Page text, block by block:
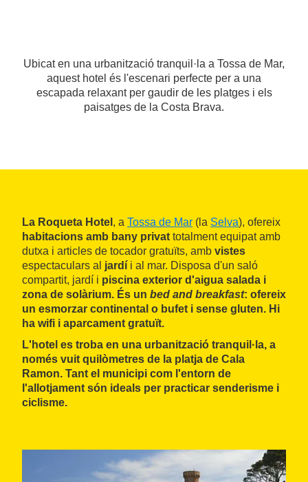
Ubicat en una urbanització tranquil·la a Tossa de Mar,
aquest hotel és l'escenari perfecte per a una
escapada relaxant per gaudir de les platges i els
paisatges de la Costa Brava.
La Roqueta Hotel , a Tossa de Mar (la Selva), ofereix
habitacions amb bany privat totalment equipat amb
dutxa i articles de tocador gratuïts, amb vistes
espectaculars al jardí i al mar. Disposa d'un saló
compartit, jardí i piscina exterior d'aigua salada i
zona de solàrium. És un bed and breakfast: ofereix
un esmorzar continental o bufet i sense gluten. Hi
ha wifi i aparcament gratuït.
L'hotel es troba en una urbanització tranquil·la, a
només vuit quilòmetres de la platja de Cala
Ramon. Tant el municipi com l'entorn de
l'allotjament són ideals per practicar senderisme i
ciclisme.